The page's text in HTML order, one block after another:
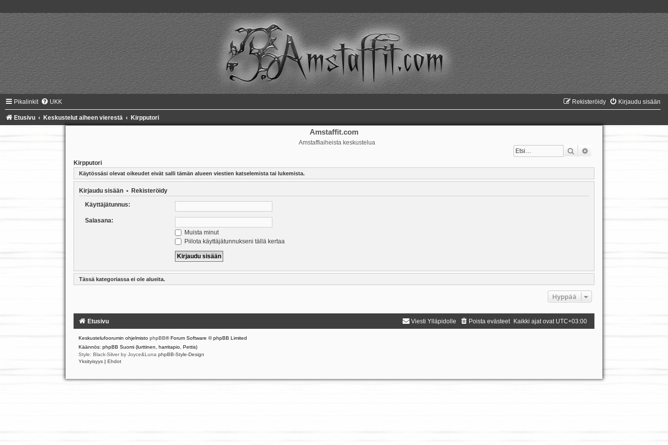
Pikalinkit UKK Kirjaudu sisään
Rekisteröidy
Etusivu Keskustelut aiheen vierestä Kirpputori
Amstaffit.com
Amstaffiaiheista keskustelua
Etsi
Kirpputori
Käytössäsi olevat oikeudet eivät salli tämän alueen viestien katselemista tai lukemista.
Kirjaudu sisään• Rekisteröidy
Käyttäjätunnus:
Salasana:
Muista minut
Piilota käyttäjätunnukseni tällä kertaa
Tässä kategoriassa ei ole alueita.
Hyppää
Etusivu Kaikki ajat ovat UTC+03:00
Poista evästeet
Viesti Ylläpidolle
Keskustelufoorumin ohjelmisto phpBB® Forum Software © phpBB Limited
Käännös: phpBB Suomi (lurttinen, harritapio, Pettis)
Style: Black-Silver by Joyce&Luna phpBB-Style-Design
Yksityisyys | Ehdot